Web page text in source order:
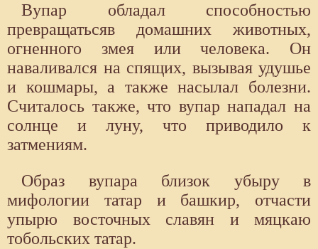
Вупар обладал способностью
превращатьсяв домашних животных,
огненного змея или человека. Он
наваливался на спящих, вызывая удушье
и кошмары, а также насылал болезни.
Считалось также, что вупар нападал на
солнце и луну, что приводило к
затмениям.
Образ вупара близок убыру в
мифологии татар и башкир, отчасти
упырю восточных славян и мяцкаю
тобольских татар.